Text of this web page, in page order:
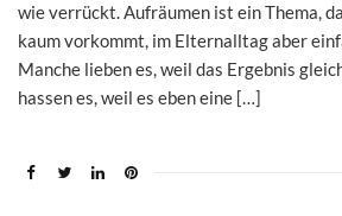
wie verrückt. Aufräumen ist ein Thema,
kaum vorkommt, im Elternalltag aber
Manche lieben es, weil das Ergebnis
hassen es, weil es eben eine […]